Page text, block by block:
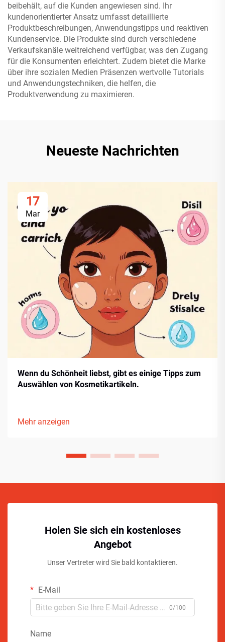
beibehält, auf die Kunden angewiesen sind. Ihr
kundenorientierter Ansatz umfasst detaillierte
Produktbeschreibungen, Anwendungstipps und reaktiven
Kundenservice. Die Produkte sind durch verschiedene
Verkaufskanäle weitreichend verfügbar, was den Zugang
für die Konsumenten erleichtert. Zudem bietet die Marke
über ihre sozialen Medien Präsenzen wertvolle Tutorials
und Anwendungstechniken, die helfen, die
Produktverwendung zu maximieren.
Neueste Nachrichten
17
Mar
Wenn du Schönheit liebst, gibt es einige Tipps zum
Auswählen von Kosmetikartikeln.
Mehr anzeigen
Holen Sie sich ein kostenloses
Angebot
Unser Vertreter wird Sie bald kontaktieren.
E-Mail
0/100
Name